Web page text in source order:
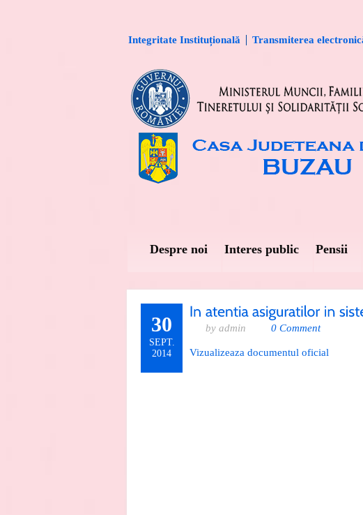
Integritate Instituțională Transmiterea
Despre noi Interes public Pensii
30
SEPT.
2014
by admin 0 Comment
Vizualizeaza documentul oficial